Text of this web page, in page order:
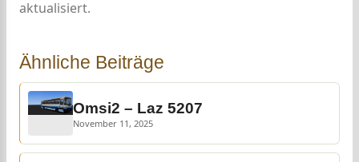
aktualisiert.
Ähnliche Beiträge
Omsi2 – Laz 5207
November 11, 2025